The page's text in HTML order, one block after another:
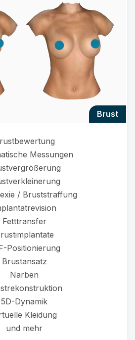
brust
Messungen
/ Bruststraffung
Fetttransfer
Positionierung
Brustansatz
Narben
5D-Dynamik
Kleidung
und mehr